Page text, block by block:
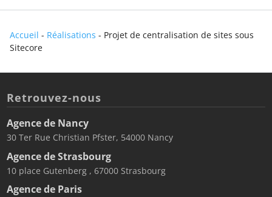
Accueil - Réalisations - Projet de centralisation de sites sous
Sitecore
Retrouvez-nous
Agence de Nancy
30 Ter Rue Christian Pfster, 54000 Nancy
Agence de Strasbourg
10 place Gutenberg , 67000 Strasbourg
Agence de Paris